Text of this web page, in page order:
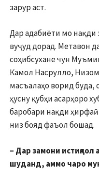
зарур аст.
Дар адабиёти мо нақди
вуҷуд дорад. Метавон
соҳибсухане чун
Камол Насрулло,
масъалаҳо ворид буда,
ҳусну қубҳи асарҳоро
баробари нақди
низ бояд фаъол бошад.
– Дар замони
шуданд, аммо чаро